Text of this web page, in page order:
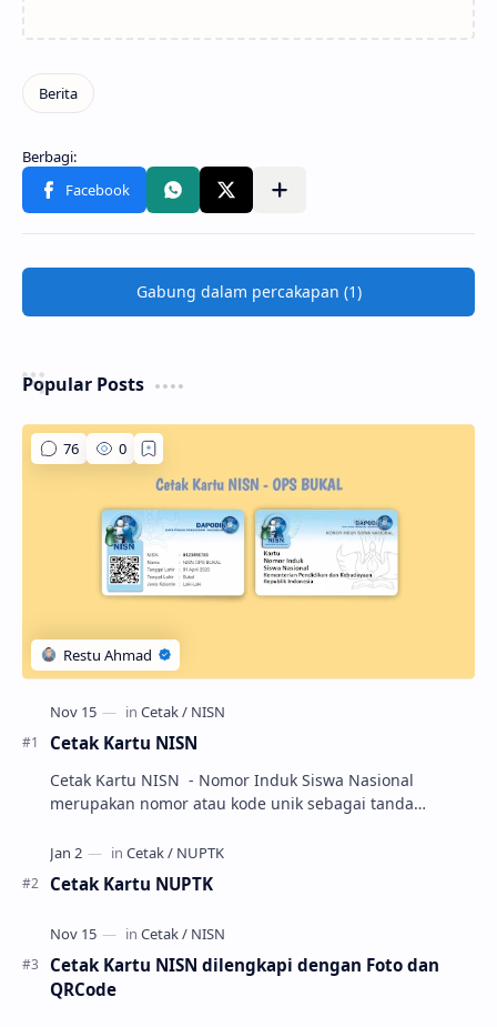
Gabung dalam percakapan (1)
Popular Posts
Cetak Kartu NISN
Cetak Kartu NISN - Nomor Induk Siswa Nasional
merupakan nomor atau kode unik sebagai tanda
Cetak Kartu NUPTK
Cetak Kartu NISN dilengkapi dengan Foto dan
QRCode